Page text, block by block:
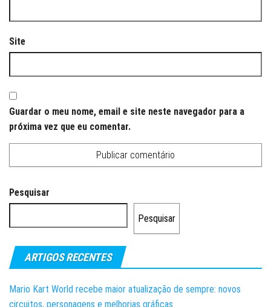
Site
Guardar o meu nome, email e site neste navegador para a
próxima vez que eu comentar.
Pesquisar
Pesquisar
ARTIGOS RECENTES
Mario Kart World recebe maior atualização de sempre: novos
circuitos, personagens e melhorias gráficas